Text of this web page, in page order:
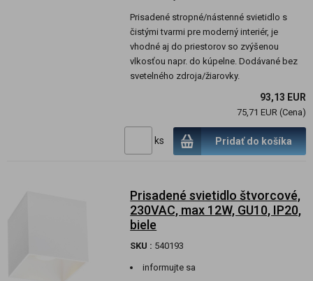
Prisadené stropné/nástenné svietidlo s
čistými tvarmi pre moderný interiér, je
vhodné aj do priestorov so zvýšenou
vlkosťou napr. do kúpelne. Dodávané bez
svetelného zdroja/žiarovky.
93,13 EUR
75,71 EUR (Cena)
ks Pridať do košíka
Prisadené svietidlo štvorcové,
230VAC, max 12W, GU10, IP20,
biele
SKU : 540193
informujte sa